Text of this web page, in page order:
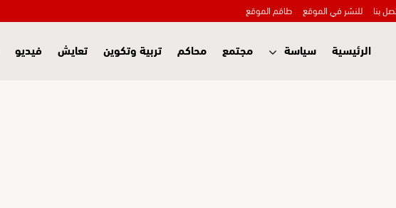
بنا للنشر في الموقع طاقم الموقع
الرئيسية سياسة مجتمع محاكم تربية وتكوين تعايش فيديو